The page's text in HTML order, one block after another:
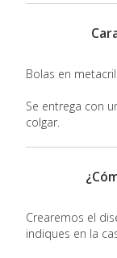
Bolas en
Se entrega con
colgar.
Crearemos el
indiques en la